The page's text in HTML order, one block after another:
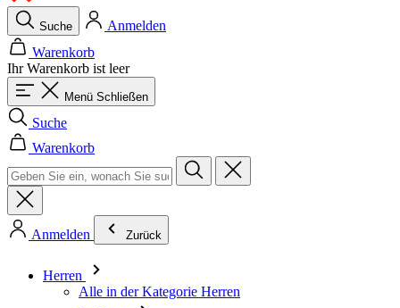
Suche
Anmelden
Warenkorb
Ihr Warenkorb ist leer
Menü Schließen
Suche
Warenkorb
Anmelden Zurück
Herren
Alle in der Kategorie Herren